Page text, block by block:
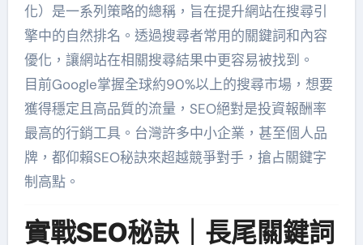
化）是一系列策略的總稱，旨在提升網站在搜尋引
擎中的自然排名。透過搜尋者常用的關鍵詞和內容
優化，讓網站在相關搜尋結果中更容易被找到。
目前Google掌握全球約90%以上的搜尋市場，想要
獲得穩定且高品質的流量，SEO絕對是投資報酬率
最高的行銷工具。台灣許多中小企業，甚至個人品
牌，都仰賴SEO秘訣來超越競爭對手，搶占關鍵字
制高點。
實戰SEO秘訣｜長尾關鍵詞